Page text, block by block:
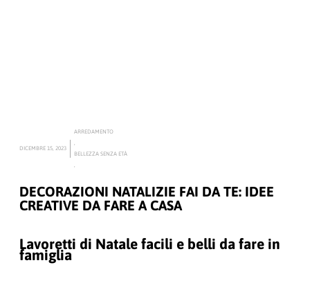
DICEMBRE 15, 2023
ARREDAMENTO
BELLEZZA SENZA ETÀ
DECORAZIONI NATALIZIE FAI DA TE: IDEE
CREATIVE DA FARE A CASA
Lavoretti di Natale facili e belli da fare in
famiglia